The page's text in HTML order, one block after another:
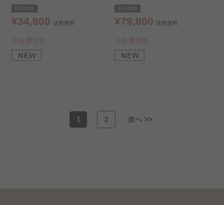
んソファ シフォン ベージュ
販売価格
¥34,800 送料無料
※在庫切れ
VE グレー
販売価格
¥79,800 送料無料
※在庫切れ
1 2 次へ >>